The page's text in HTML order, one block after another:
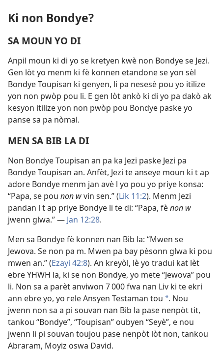
Ki non Bondye?
SA MOUN YO DI
Anpil moun ki di yo se kretyen kwè non Bondye se Jezi.
Gen lòt yo menm ki fè konnen etandone se yon sèl
Bondye Toupisan ki genyen, li pa nesesè pou yo itilize
yon non pwòp pou li. E gen lòt ankò ki di yo pa dakò ak
kesyon itilize yon non pwòp pou Bondye paske yo
panse sa pa nòmal.
MEN SA BIB LA DI
Non Bondye Toupisan an pa ka Jezi paske Jezi pa
Bondye Toupisan an. Anfèt, Jezi te anseye moun ki t ap
adore Bondye menm jan avè l yo pou yo priye konsa:
“Papa, se pou non wvin sen.” (Lik 11:2). Menm Jezi
pandan l t ap priye Bondye li te di: “Papa, fènon w
jwenn glwa.” — Jan 12:28.
Men sa Bondye fè konnen nan Bib la: “Mwen se
Jewova. Se non pa m. Mwen pa bay pèsonn glwa ki pou
mwen an.” (Ezayi 42:8). An kreyòl, lè yo tradui kat lèt
ebre YHWH la, ki se non Bondye, yo mete “Jewova” pou
li. Non sa a parèt anviwon 7 000 fwa nan Liv ki te ekri
ann ebre yo, yo rele Ansyen Testaman tou a. Nou
jwenn non sa a pi souvan nan Bib la pase nenpòt tit,
tankou “Bondye”, “Toupisan” oubyen “Seyè”, e nou
jwenn li pi souvan toujou pase nenpòt lòt non, tankou
Abraram, Moyiz oswa David.